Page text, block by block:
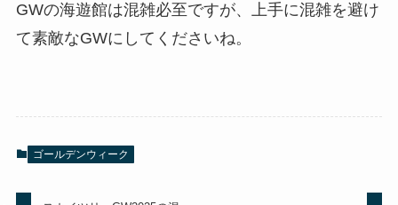
GWの海遊館は混雑必至ですが、上手に混雑を避け
て素敵なGWにしてくださいね。
ゴールデンウィーク